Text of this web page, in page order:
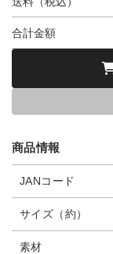
合計金額
商品情報
JANコード
サイズ（約）
素材